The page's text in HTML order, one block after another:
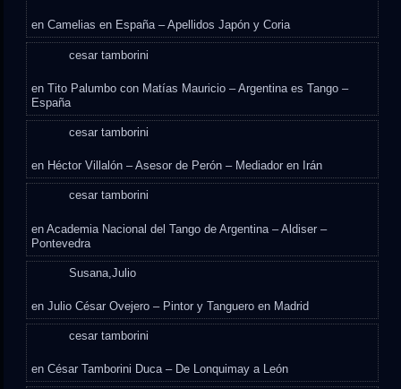
enCamelias en España – Apellidos Japón y Coria
cesar tamborini
enTito Palumbo con Matías Mauricio – Argentina es Tango –
España
cesar tamborini
en Héctor Villalón – Asesor de Perón – Mediador en Irán
cesar tamborini
enAcademia Nacional del Tango de Argentina – Aldiser –
Pontevedra
Susana,Julio
enJulio César Ovejero – Pintor y Tanguero en Madrid
cesar tamborini
enCésar Tamborini Duca – De Lonquimay a León